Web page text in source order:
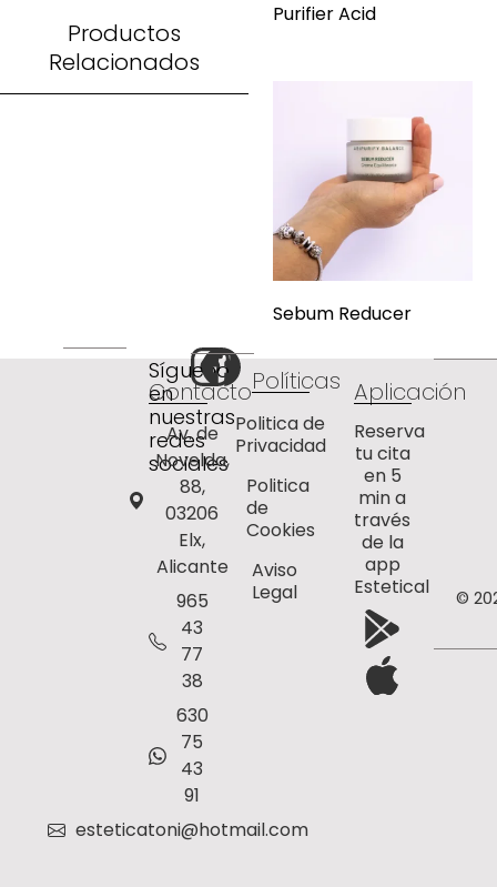
Productos
Relacionados
Purifier Acid
Sebum Reducer
Síguenos
en
nuestras
redes
sociales
Contacto
Av. de
Novelda,
88,
03206
Elx,
Alicante
965
43
77
38
630
75
43
91
esteticatoni@hotmail.com
Políticas
Politica de
Privacidad
Politica
de
Cookies
Aviso
Legal
Aplicación
Reserva
tu cita
en 5
min a
través
de la
app
Estetical
©